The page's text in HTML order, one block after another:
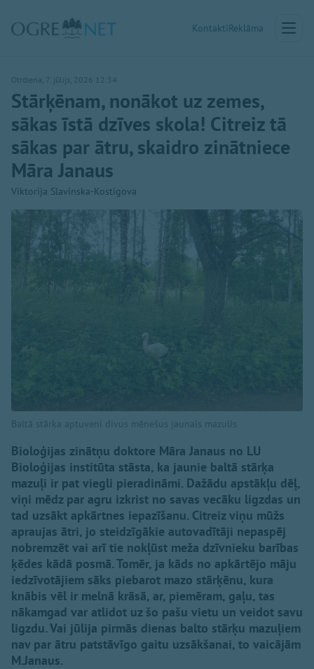
KontaktiReklāma
Otrdiena, 7. jūlijs, 2026 12:34
Stārķēnam, nonākot uz zemes,
sākas īstā dzīves skola! Citreiz tā
sākas par ātru, skaidro zinātniece
Māra Janaus
Viktorija Slavinska-Kostigova
Baltā stārķa aptuveni divus mēnešus jaunais mazulis
Bioloģijas zinātņu doktore Māra Janaus no LU
Bioloģijas institūta stāsta, ka jaunie baltā stārķa
mazuļi ir pat viegli pieradināmi. Dažādu apstākļu dēļ,
viņi mēdz par agru izkrist no savas vecāku ligzdas un
tad uzsākt apkārtnes iepazīšanu. Citreiz viņu mūžs
apraujas ātri, jo steidzīgākie autovadītāji nepaspēj
nobremzēt vai arī tie nokļūst meža dzīvnieku barības
ķēdes kādā posmā. Tomēr, ja kāds no apkārtējo māju
iedzīvotājiem sāks piebarot mazo stārķēnu, kura
knābis vēl ir melnā krāsā, ar, piemēram, gaļu, tas
nākamgad var atlidot uz šo pašu vietu un veidot savu
ligzdu. Vai jūlija pirmās dienas balto stārķu mazuļiem
nav par ātru patstāvīgo gaitu uzsākšanai, to vaicājām
M.Janaus.